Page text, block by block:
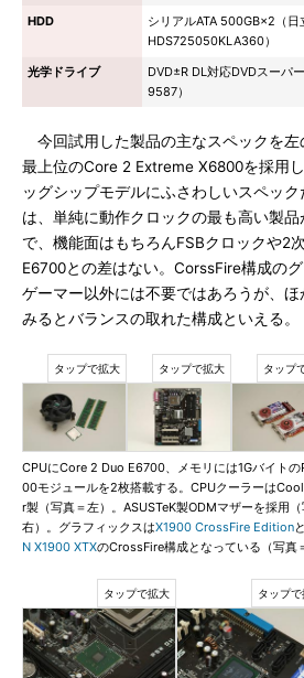
HDD
シリアルATA 500GB×2（
HDS725050KLA360）
光学ドライブ
DVD±R DL対応DVDスーパ
9587）
今回試用した製品の主なスペックを左
最上位のCore 2 Extreme X6800を採用
ッグシップモデルにふさわしいスペッ
は、単純に動作クロックの最も高い製
で、機能面はもちろんFSBクロックや2
E6700との差はない。CorssFire構成の
ゲーマー以外には不要ではあろうが、
みるとバランスの取れた構成といえる。
CPUにCore 2 Duo E6700、メモリには1Gバイト
00モジュールを2枚搭載する。CPUクーラーは
r製（写真＝左）。ASUSTeK製ODMマザーを採用（
右）。グラフィックスはX1900 CrossFire Editionと
N X1900 XTXのCrossFire構成となっている（写真